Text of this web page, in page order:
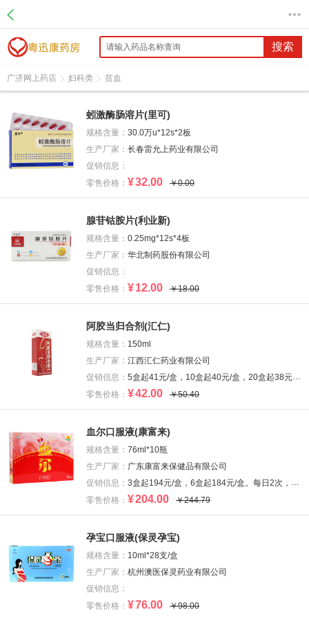
搜索
广济网上药店 妇科类 贫血
蚓激酶肠溶片(里可)
规格含量： 30.0万u*12s*2板
生产厂家： 长春雷允上药业有限公司
促销信息：
零售价格： ¥32.00 ￥0.00
腺苷钴胺片(利业新)
规格含量： 0.25mg*12s*4板
生产厂家： 华北制药股份有限公司
促销信息：
零售价格： ¥12.00 ￥18.00
阿胶当归合剂(汇仁)
规格含量： 150ml
生产厂家： 江西汇仁药业有限公司
促销信息： 5盒起41元/盒，10盒起40元/盒，20盒起38元/盒。1个月约10盒用量。
零售价格： ¥42.00 ￥50.40
血尔口服液(康富来)
规格含量： 76ml*10瓶
生产厂家： 广东康富来保健品有限公司
促销信息： 3盒起194元/盒，6盒起184元/盒。每日2次，每次38ml(1/2瓶)。一个月约3盒用量。
零售价格： ¥204.00 ￥244.79
孕宝口服液(保灵孕宝)
规格含量： 10ml*28支/盒
生产厂家： 杭州澳医保灵药业有限公司
促销信息：
零售价格： ¥76.00 ￥98.00